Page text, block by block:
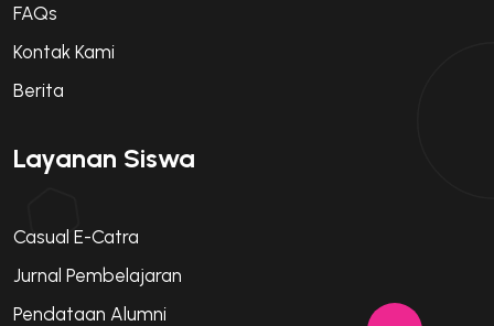
FAQs
Kontak Kami
Berita
Layanan Siswa
Casual E-Catra
Jurnal Pembelajaran
Pendataan Alumni